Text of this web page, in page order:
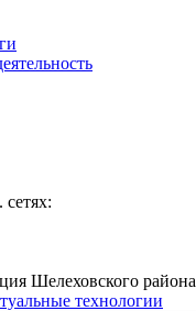
Шелеховского района
технологии